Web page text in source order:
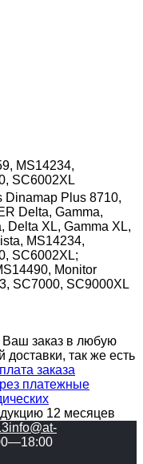
MS14234,
SC6002XL
Dinamap Plus 8710,
Delta, Gamma,
Delta XL, Gamma XL,
MS14234,
SC6002XL;
Monitor
SC7000, SC9000XL
заказ в любую
доставки, так же есть
заказа
платежные
12 месяцев
info@at-